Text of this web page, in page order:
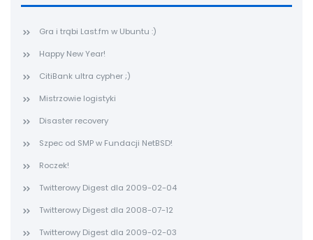
Gra i trąbi Last.fm w Ubuntu :)
Happy New Year!
CitiBank ultra cypher ;)
Mistrzowie logistyki
Disaster recovery
Szpec od SMP w Fundacji NetBSD!
Roczek!
Twitterowy Digest dla 2009-02-04
Twitterowy Digest dla 2008-07-12
Twitterowy Digest dla 2009-02-03